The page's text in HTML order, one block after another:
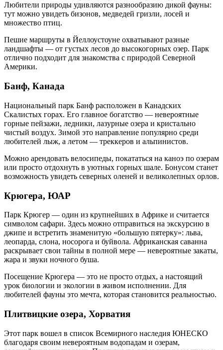
Любители природы удивляются разнообразию дикой фауны:
тут можно увидеть бизонов, медведей гризли, лосей и
множество птиц.
Пешие маршруты в Йеллоустоуне охватывают разные
ландшафты — от густых лесов до высокогорных озер. Парк
отлично подходит для знакомства с природой Северной
Америки.
Банф, Канада
Национальный парк Банф расположен в Канадских
Скалистых горах. Его главное богатство — невероятные
горные пейзажи, ледники, лазурные озера и кристально
чистый воздух. Зимой это направление популярно среди
любителей лыж, а летом — треккеров и альпинистов.
Можно арендовать велосипеды, покататься на каноэ по озерам
или просто отдохнуть в уютных горных шале. Бонусом станет
возможность увидеть северных оленей и великолепных орлов.
Крюгера, ЮАР
Парк Крюгер — один из крупнейших в Африке и считается
символом сафари. Здесь можно отправиться на экскурсию в
джипе и встретить знаменитую «большую пятерку»: льва,
леопарда, слона, носорога и буйвола. Африканская саванна
раскрывает свои тайны в полной мере — невероятные закаты,
жара и звуки ночного буша.
Посещение Крюгера — это не просто отдых, а настоящий
урок биологии и экологии в живом исполнении. Для
любителей фауны это мечта, которая становится реальностью.
Плитвицкие озера, Хорватия
Этот парк вошел в список Всемирного наследия ЮНЕСКО
благодаря своим невероятным водопадам и озерам,